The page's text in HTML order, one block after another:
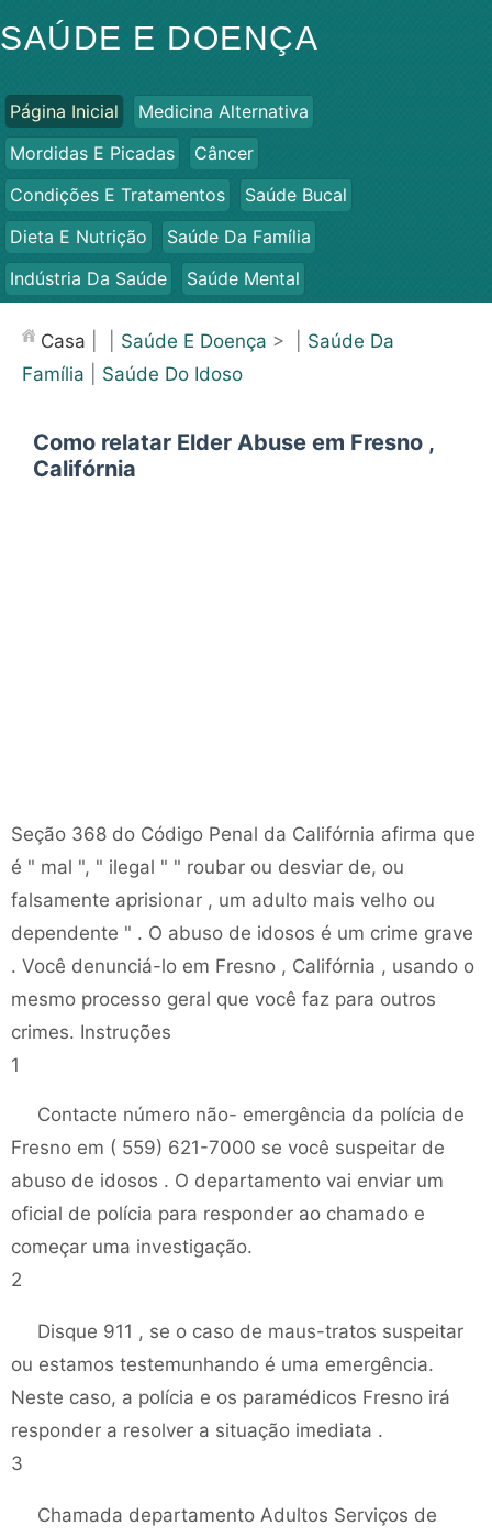
SAÚDE E DOENÇA
Página Inicial
Medicina Alternativa
Mordidas E Picadas
Câncer
Condições E Tratamentos
Saúde Bucal
Dieta E Nutrição
Saúde Da Família
Indústria Da Saúde
Saúde Mental
Saúde
Casa Saúde E Doença > | Saúde Da
Família
Saúde Do Idoso
Como relatar Elder Abuse em Fresno ,
Califórnia
Seção 368 do Código Penal da Califórnia afirma que
é " mal ", " ilegal " " roubar ou desviar de, ou
falsamente aprisionar , um adulto mais velho ou
dependente " . O abuso de idosos é um crime grave
. Você denunciá-lo em Fresno , Califórnia , usando o
mesmo processo geral que você faz para outros
crimes. Instruções
1
Contacte número não- emergência da polícia de
Fresno em ( 559) 621-7000 se você suspeitar de
abuso de idosos . O departamento vai enviar um
oficial de polícia para responder ao chamado e
começar uma investigação.
2
Disque 911 , se o caso de maus-tratos suspeitar
ou estamos testemunhando é uma emergência.
Neste caso, a polícia e os paramédicos Fresno irá
responder a resolver a situação imediata .
3
Chamada departamento Adultos Serviços de